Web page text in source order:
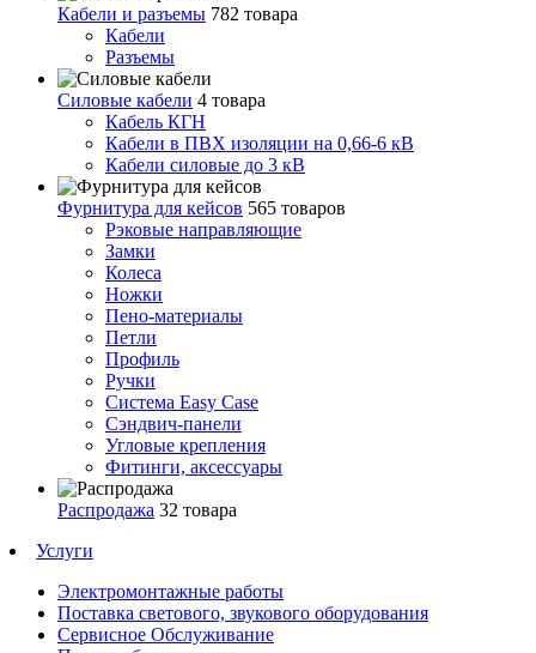
Кабели и разъемы 782 товара
Кабели
Разъемы
Силовые кабели 4 товара
Кабель КГН
Кабели в ПВХ изоляции на 0,66-6 кВ
Кабели силовые до 3 кВ
Фурнитура для кейсов 565 товаров
Рэковые направляющие
Замки
Колеса
Ножки
Пено-материалы
Петли
Профиль
Ручки
Система Easy Case
Сэндвич-панели
Угловые крепления
Фитинги, аксессуары
Распродажа 32 товара
Услуги
Электромонтажные работы
Поставка светового, звукового оборудования
Сервисное Обслуживание